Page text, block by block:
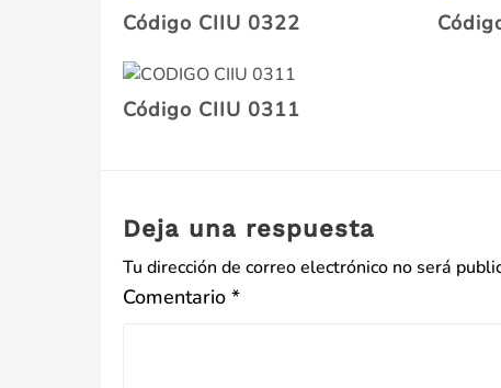
Código CIIU 0322
Código CIIU 0311
Deja una respuesta
Tu dirección de correo electrónico no será
Comentario *